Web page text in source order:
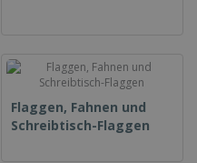
Flaggen, Fahnen und
Schreibtisch-Flaggen